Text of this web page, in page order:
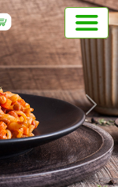
Next